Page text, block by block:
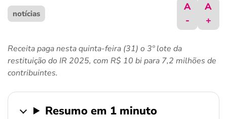
últimas notícias
ferramentas
notícias
A
-
A
+
Receita paga nesta quinta-feira (31) o 3º lote da
restituição do IR 2025, com R$ 10 bi para 7,2 milhões de
contribuintes.
Resumo em 1 minuto